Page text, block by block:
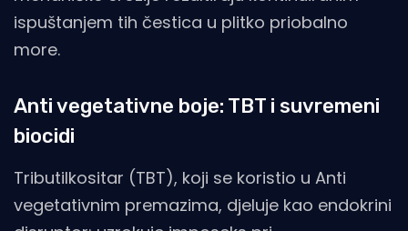
ispuštanjem tih čestica u plitko priobalno
more.
Anti vegetativne boje: TBT i suvremeni
biocidi
Tributilkositar (TBT), koji se koristio u Anti
vegetativnim premazima, djeluje kao endokrini